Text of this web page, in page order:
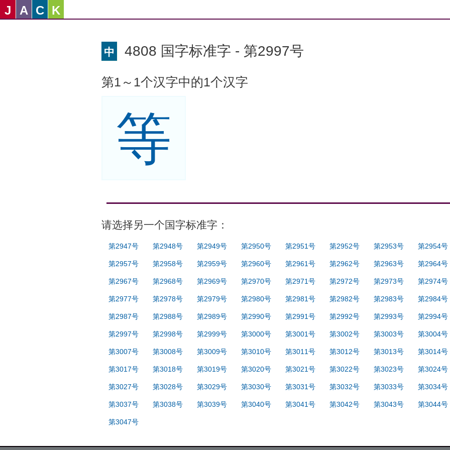
J A C K
中 4808 国字标准字 - 第2997号
第1～1个汉字中的1个汉字
等
请选择另一个国字标准字：
第2947号 第2948号 第2949号 第2950号 第2951号 第2952号 第2953号 第2954号
第2957号 第2958号 第2959号 第2960号 第2961号 第2962号 第2963号 第2964号
第2967号 第2968号 第2969号 第2970号 第2971号 第2972号 第2973号 第2974号
第2977号 第2978号 第2979号 第2980号 第2981号 第2982号 第2983号 第2984号
第2987号 第2988号 第2989号 第2990号 第2991号 第2992号 第2993号 第2994号
第2997号 第2998号 第2999号 第3000号 第3001号 第3002号 第3003号 第3004号
第3007号 第3008号 第3009号 第3010号 第3011号 第3012号 第3013号 第3014号
第3017号 第3018号 第3019号 第3020号 第3021号 第3022号 第3023号 第3024号
第3027号 第3028号 第3029号 第3030号 第3031号 第3032号 第3033号 第3034号
第3037号 第3038号 第3039号 第3040号 第3041号 第3042号 第3043号 第3044号
第3047号